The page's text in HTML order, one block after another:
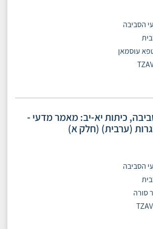
הסביבה
עוסמאן
כיתות יא-יב: מאמר מדעי -
(ערבית) (חלק א)
הסביבה
סורה